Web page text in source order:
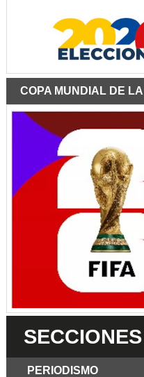
COPA MUNDIAL DE
SECCIONES
PERIODISMO